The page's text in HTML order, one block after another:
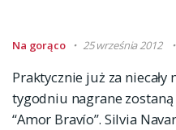
Na gorąco 25 września 2012
Praktycznie już za
tygodniu nagrane
“Amor Bravío”. Silvia